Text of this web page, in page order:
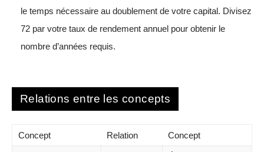
le temps nécessaire au doublement de votre capital. Divisez
72 par votre taux de rendement annuel pour obtenir le
nombre d’années requis.
Relations entre les concepts
Concept Relation Concept